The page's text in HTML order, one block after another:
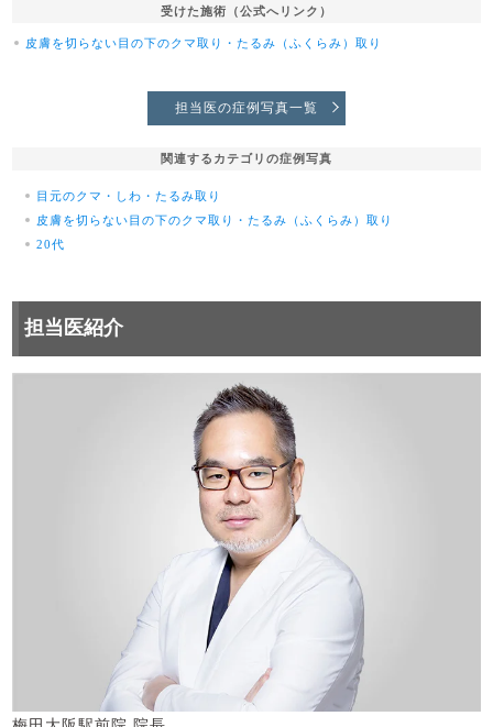
受けた施術（公式へリンク）
皮膚を切らない目の下のクマ取り・たるみ（ふくらみ）取り
担当医の症例写真一覧
関連するカテゴリの症例写真
目元のクマ・しわ・たるみ取り
皮膚を切らない目の下のクマ取り・たるみ（ふくらみ）取り
20代
担当医紹介